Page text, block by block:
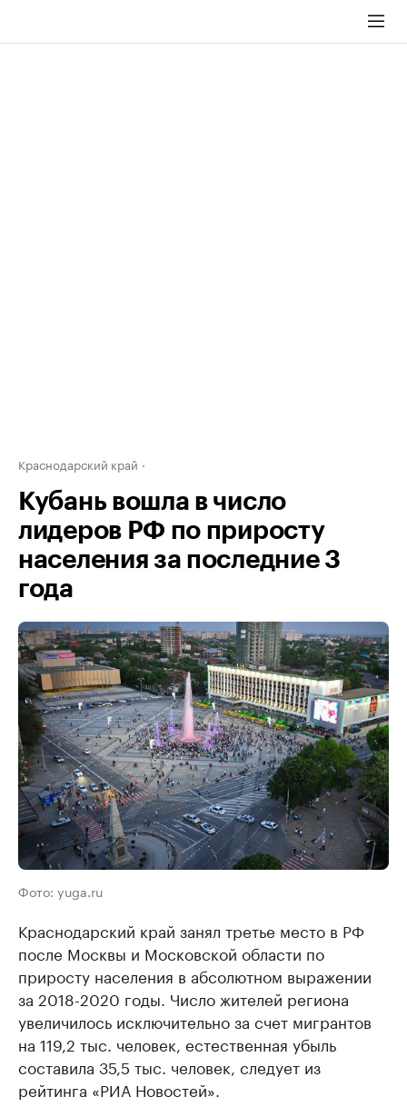
Краснодарский край
Кубань вошла в число
лидеров РФ по приросту
населения за последние 3
года
Фото: yuga.ru
Краснодарский край занял третье место в РФ
после Москвы и Московской области по
приросту населения в абсолютном выражении
за 2018-2020 годы. Число жителей региона
увеличилось исключительно за счет мигрантов
на 119,2 тыс. человек, естественная убыль
составила 35,5 тыс. человек, следует из
рейтинга «РИА Новостей».